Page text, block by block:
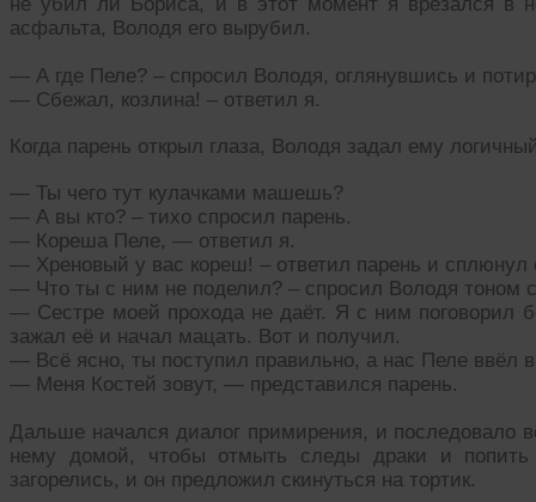
асфальта, Володя его вырубил.
— А где Пеле? – спросил Володя, оглянувшись и
— Сбежал, козлина! – ответил я.
Когда парень открыл глаза, Володя задал ему
— Ты чего тут кулачками машешь?
— А вы кто? – тихо спросил парень.
— Кореша Пеле, — ответил я.
— Хреновый у вас кореш! – ответил парень и сплюнул
— Что ты с ним не поделил? – спросил Володя тоном
— Сестре моей прохода не даёт. Я с ним поговорил
зажал её и начал мацать. Вот и получил.
— Всё ясно, ты поступил правильно, а нас Пеле ввёл
— Меня Костей зовут, — представился парень.
Дальше начался диалог примирения, и последовало
нему домой, чтобы отмыть следы драки и
загорелись, и он предложил скинуться на тортик.